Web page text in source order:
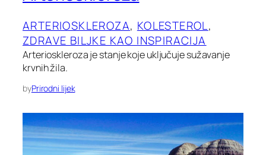
ARTERIOSKLEROZA, KOLESTEROL
ZDRAVE BILJKE KAO INSPIRACIJA
Arterioskleroza je stanje koje uključuje sužavanje
krvnih žila.
byPrirodni lijek